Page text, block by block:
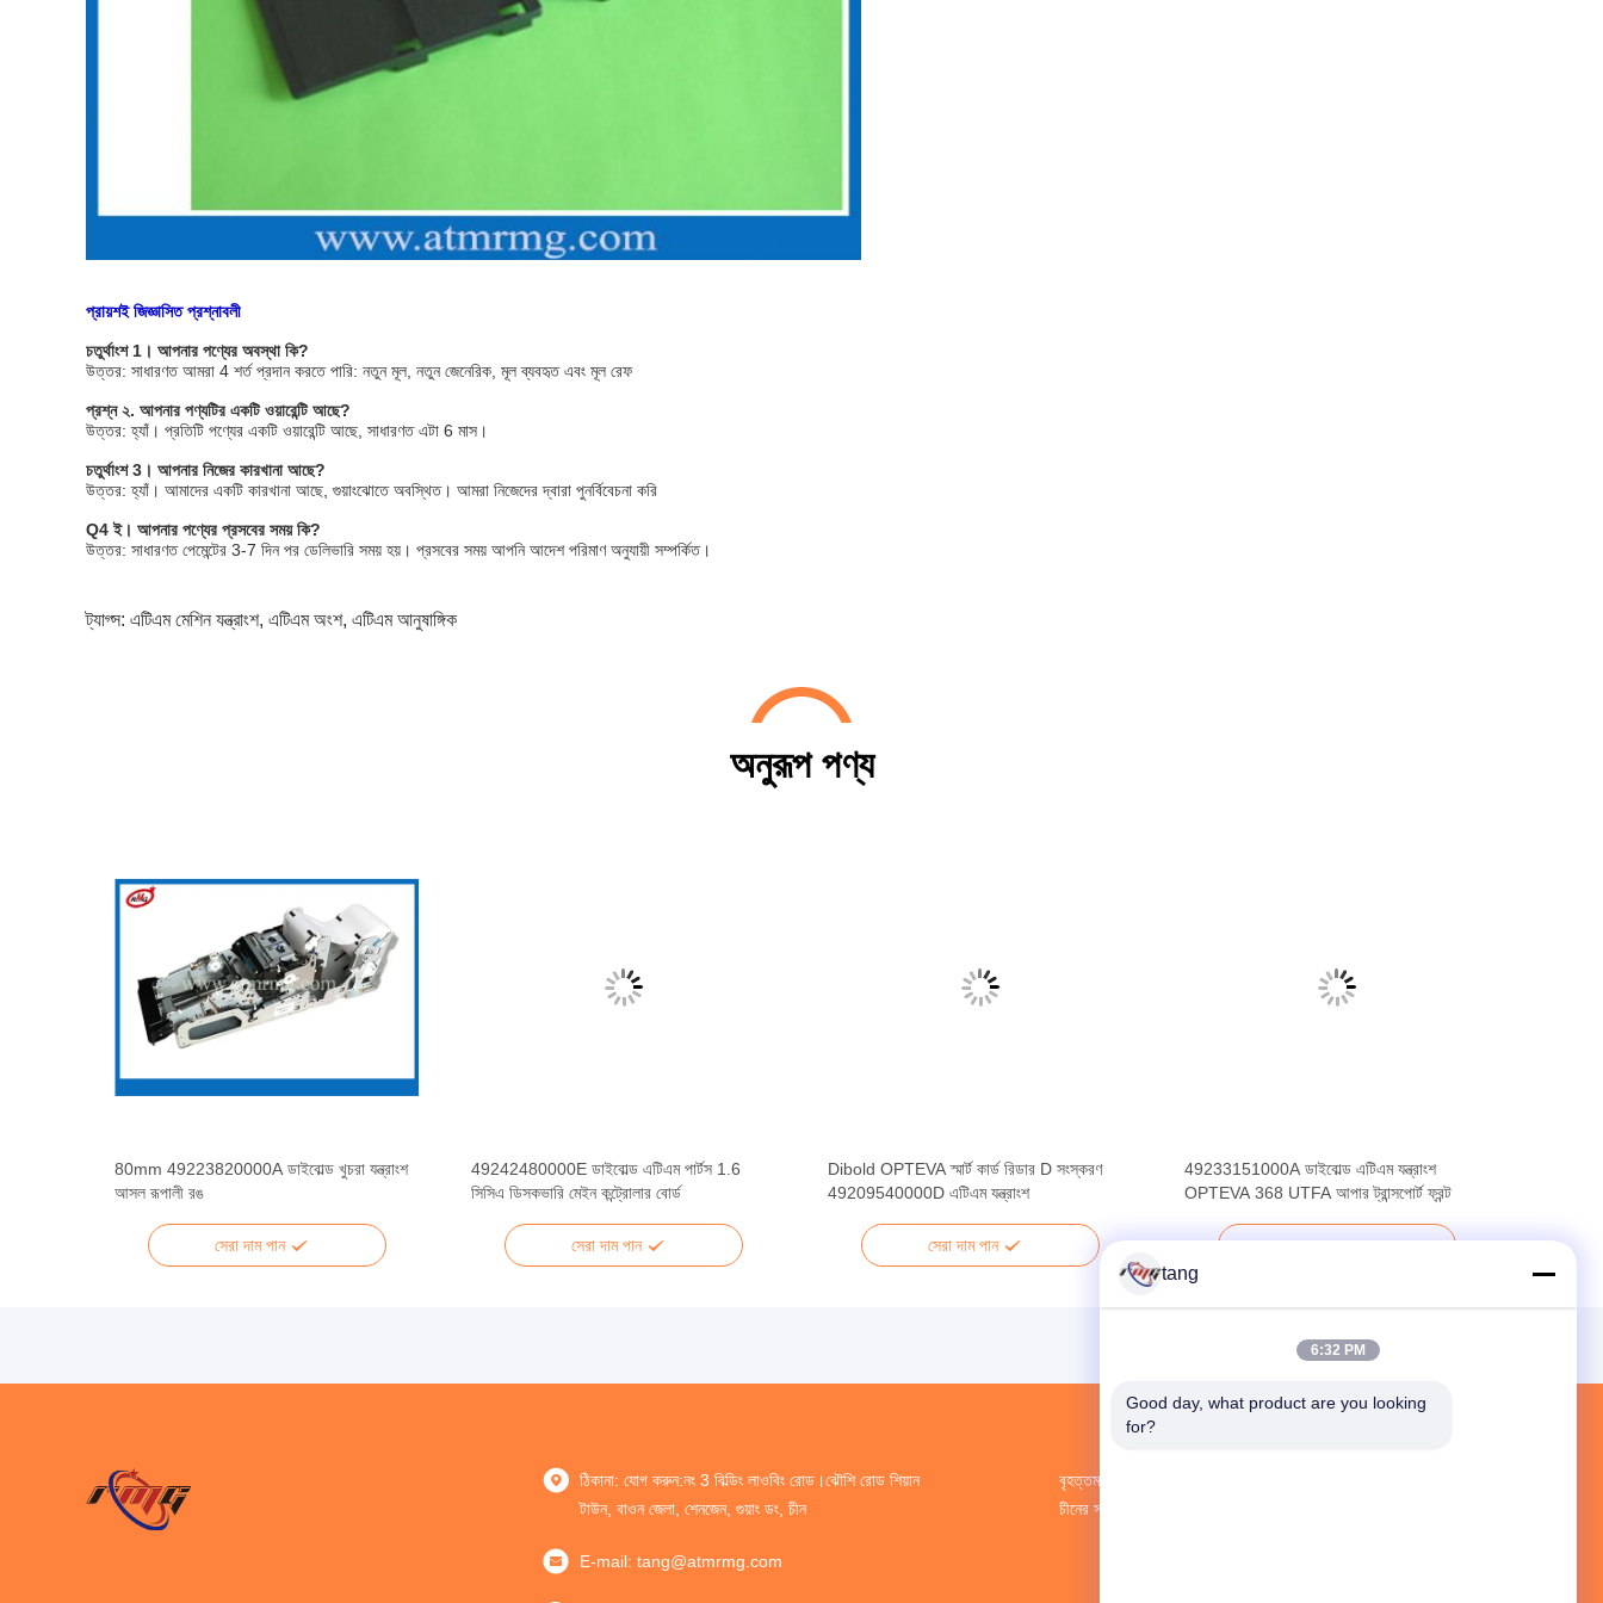
প্রায়শই জিজ্ঞাসিত প্রশ্নাবলী
চতুর্থাংশ 1। আপনার পণ্যের অবস্থা কি?
উত্তর: সাধারণত আমরা 4 শর্ত প্রদান করতে পারি: নতুন মূল, নতুন জেনেরিক, মূল ব্যবহৃত এবং মূল রেফ
প্রশ্ন ২. আপনার পণ্যটির একটি ওয়ারেন্টি আছে?
উত্তর: হ্যাঁ। প্রতিটি পণ্যের একটি ওয়ারেন্টি আছে, সাধারণত এটা 6 মাস।
চতুর্থাংশ 3। আপনার নিজের কারখানা আছে?
উত্তর: হ্যাঁ। আমাদের একটি কারখানা আছে, গুয়াংঝোতে অবস্থিত। আমরা নিজেদের দ্বারা পুনর্বিবেচনা করি
Q4 ই। আপনার পণ্যের প্রসবের সময়কি?
উত্তর: সাধারণত পেমেন্টের 3-7 দিন পর ডেলিভারি সময় হয়। প্রসবের সময় আপনি আদেশ পরিমাণ অনুযায়ী সম্পর্কিত।
ট্যাগ্স: এটিএম মেশিন যন্ত্রাংশ, এটিএম অংশ, এটিএম আনুষাঙ্গিক
অনুরূপ পণ্য
80mm 49223820000A ডাইবোল্ড খুচরা যন্ত্রাংশ
আসল রূপালী রঙ
সেরা দাম পান
49242480000E ডাইবোল্ড এটিএম পার্টস 1.6
সিসিএ ডিসকভারি মেইন কন্ট্রোলার বোর্ড
সেরা দাম পান
Dibold OPTEVA স্মার্ট কার্ড রিডার D সংস্করণ
49209540000D এটিএম যন্ত্রাংশ
সেরা দাম পান
49233151000A ডাইবোল্ড এটিএম যন্ত্রাংশ
OPTEVA 368 UTFA আপার ট্রান্সপোর্ট ফ্রন্ট
সেরা দাম পান
ঠিকানা: যোগ করুন:নং 3 বিল্ডিং লাওবিং রোড।ঝৌশি রোড শিয়ান
টাউন, বাওন জেলা, শেনজেন, গুয়াং ডং, চীন
E-mail: tang@atmrmg.com
বৃহত্তম গবেষণা ও উন্নয়ন এবং উৎপাদন ATM Spare Parts
চীনের সরবরাহকারী
tang
6:32 PM
Good day, what product are you looking
for?